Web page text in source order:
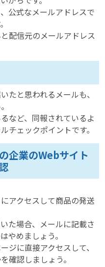
公式なメールアドレスで
配信元のメールアドレス
たと思われるメールも、
など、同報されているよ
チェックポイントです。
企業のWebサイト
アクセスして商品の発送
た場合、メールに記載さ
やめましょう。
ジに直接アクセスして、
確認しましょう。